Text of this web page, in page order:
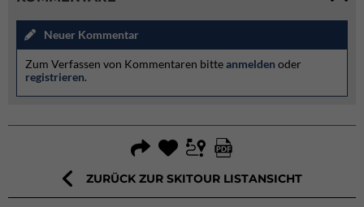
Neuer Kommentar
Zum Verfassen von Kommentaren bitteanmelden oder
registrieren.
ZURÜCK ZUR SKITOUR LISTANSICHT